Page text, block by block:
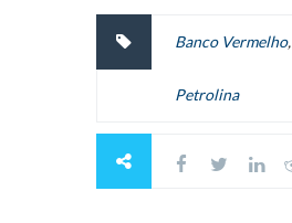
Banco Vermelho,
Petrolina